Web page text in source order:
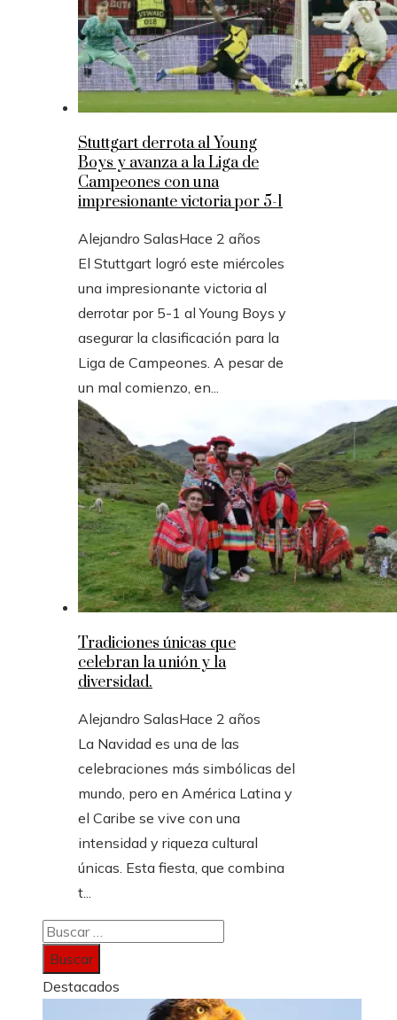
Stuttgart derrota al Young
Boys y avanza a la Liga de
Campeones con una
impresionante victoria por 5-1
Alejandro SalasHace 2 años
El Stuttgart logró este miércoles
una impresionante victoria al
derrotar por 5-1 al Young Boys y
asegurar la clasificación para la
Liga de Campeones. A pesar de
un mal comienzo, en...
Tradiciones únicas que
celebran la unión y la
diversidad.
Alejandro SalasHace 2 años
La Navidad es una de las
celebraciones más simbólicas del
mundo, pero en América Latina y
el Caribe se vive con una
intensidad y riqueza cultural
únicas. Esta fiesta, que combina
t...
Buscar:
Destacados